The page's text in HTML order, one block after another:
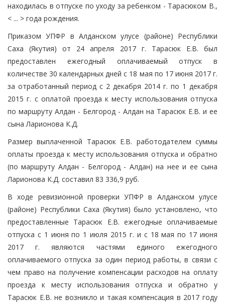
находилась в отпуске по уходу за ребенком - Тарасюком В.,
< ... > года рождения.
Приказом УПФР в Алданском улусе (районе) Республики
Саха (Якутия) от 24 апреля 2017 г. Тарасюк Е.В. был
предоставлен ежегодный оплачиваемый отпуск в
количестве 30 календарных дней с 18 мая по 17 июня 2017 г.
за отработанный период с 2 декабря 2014 г. по 1 декабря
2015 г. с оплатой проезда к месту использования отпуска
по маршруту Алдан - Белгород - Алдан на Тарасюк Е.В. и ее
сына Ларионова К.Д.
Размер выплаченной Тарасюк Е.В. работодателем суммы
оплаты проезда к месту использования отпуска и обратно
(по маршруту Алдан - Белгород - Алдан) на нее и ее сына
Ларионова К.Д. составил 83 336,9 руб.
В ходе ревизионной проверки УПФР в Алданском улусе
(районе) Республики Саха (Якутия) было установлено, что
предоставленные Тарасюк Е.В. ежегодные оплачиваемые
отпуска с 1 июня по 1 июля 2015 г. и с 18 мая по 17 июня
2017 г. являются частями единого ежегодного
оплачиваемого отпуска за один период работы, в связи с
чем право на получение компенсации расходов на оплату
проезда к месту использования отпуска и обратно у
Тарасюк Е.В. не возникло и такая компенсация в 2017 году